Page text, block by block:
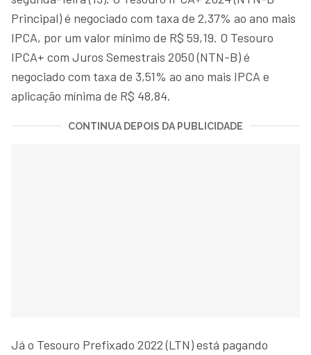
Principal) é negociado com taxa de 2,37% ao ano mais
IPCA, por um valor mínimo de R$ 59,19. O Tesouro
IPCA+ com Juros Semestrais 2050 (NTN-B) é
negociado com taxa de 3,51% ao ano mais IPCA e
aplicação mínima de R$ 48,84.
CONTINUA DEPOIS DA PUBLICIDADE
Já o Tesouro Prefixado 2022 (LTN) está pagando